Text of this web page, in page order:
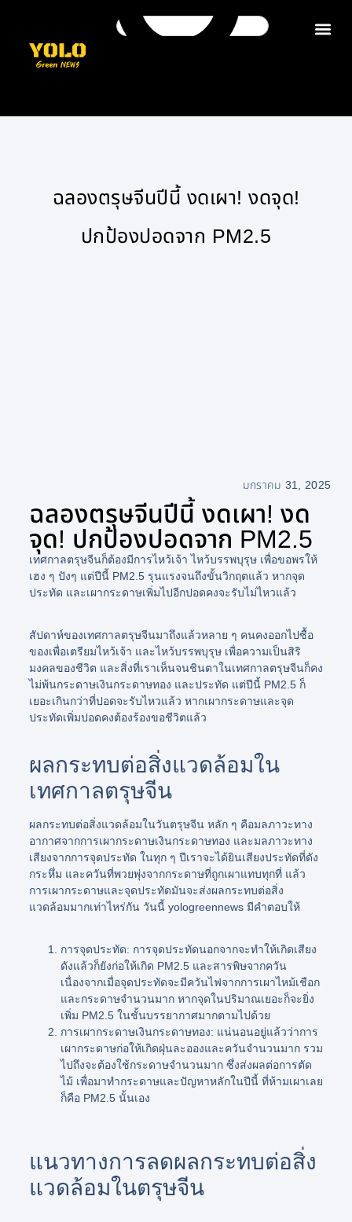
ฉลองตรุษจีนปีนี้ งดเผา! งดจุด!
ปกป้องปอดจาก PM2.5
มกราคม 31, 2025
ฉลองตรุษจีนปีนี้ งดเผา! งด
จุด! ปกป้องปอดจาก PM2.5
เทศกาลตรุษจีนก็ต้องมีการไหว้เจ้า ไหว้บรรพบุรุษ เพื่อขอพรให้
เฮง ๆ ปังๆ แต่ปีนี้ PM2.5 รุนแรงจนถึงขั้นวิกฤตแล้ว หากจุด
ประทัด และเผากระดาษเพิ่มไปอีกปอดคงจะรับไม่ไหวแล้ว
สัปดาห์ของเทศกาลตรุษจีนมาถึงแล้วหลาย ๆ คนคงออกไปซื้อ
ของเพื่อเตรียมไหว้เจ้า และไหว้บรรพบุรุษ เพื่อความเป็นสิริ
มงคลของชีวิต และสิ่งที่เราเห็นจนชินตาในเทศกาลตรุษจีนก็คง
ไม่พ้นกระดาษเงินกระดาษทอง และประทัด แต่ปีนี้ PM2.5 ก็
เยอะเกินกว่าที่ปอดจะรับไหวแล้ว หากเผากระดาษและจุด
ประทัดเพิ่มปอดคงต้องร้องขอชีวิตแล้ว
ผลกระทบต่อสิ่งแวดล้อมใน
เทศกาลตรุษจีน
ผลกระทบต่อสิ่งแวดล้อมในวันตรุษจีน หลัก ๆ คือมลภาวะทาง
อากาศจากการเผากระดาษเงินกระดาษทอง และมลภาวะทาง
เสียงจากการจุดประทัด ในทุก ๆ ปีเราจะได้ยินเสียงประทัดที่ดัง
กระหึ่ม และควันที่พวยพุ่งจากกระดาษที่ถูกเผาแทบทุกที่ แล้ว
การเผากระดาษและจุดประทัดมันจะส่งผลกระทบต่อสิ่ง
แวดล้อมมากเท่าไหร่กัน วันนี้ yologreennews มีคำตอบให้
การจุดประทัด: การจุดประทัดนอกจากจะทำให้เกิดเสียง
ดังแล้วก็ยังก่อให้เกิด PM2.5 และสารพิษจากควัน
เนื่องจากเมื่อจุดประทัดจะมีควันไฟจากการเผาไหม้เชือก
และกระดาษจำนวนมาก หากจุดในปริมาณเยอะก็จะยิ่ง
เพิ่ม PM2.5 ในชั้นบรรยากาศมากตามไปด้วย
การเผากระดาษเงินกระดาษทอง: แน่นอนอยู่แล้วว่าการ
เผากระดาษก่อให้เกิดฝุ่นละอองและควันจำนวนมาก รวม
ไปถึงจะต้องใช้กระดาษจำนวนมาก ซึ่งส่งผลต่อการตัด
ไม้ เพื่อมาทำกระดาษและปัญหาหลักในปีนี้ ที่ห้ามเผาเลย
ก็คือ PM2.5 นั้นเอง
แนวทางการลดผลกระทบต่อสิ่ง
แวดล้อมในตรุษจีน